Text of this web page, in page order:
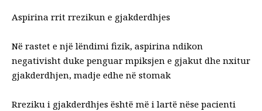
Aspirina rrit rrezikun e gjakderdhjes
Në rastet e një lëndimi fizik, aspirina ndikon
negativisht duke penguar mpiksjen e gjakut dhe nxitur
gjakderdhjen, madje edhe në stomak
Rreziku i gjakderdhjes është më i lartë nëse pacienti